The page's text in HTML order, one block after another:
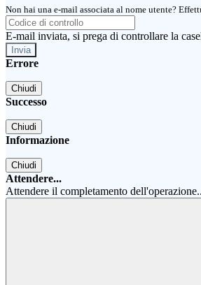
Non hai una e-mail associata al nome utente?
E-mail inviata, si prega di controllare la
Errore
Chiudi
Successo
Chiudi
Informazione
Chiudi
Attendere...
Attendere il completamento